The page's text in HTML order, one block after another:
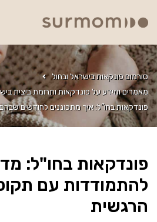
סורמום פונקאות בישראל ובחול
מאמרים ומידע על פונדקאות ותרומת ביצית
פונדקאות בחו”ל: איך מתכוננים לחודשים
פונדקאות בחו"ל:
להתמודדות עם
הרגשית